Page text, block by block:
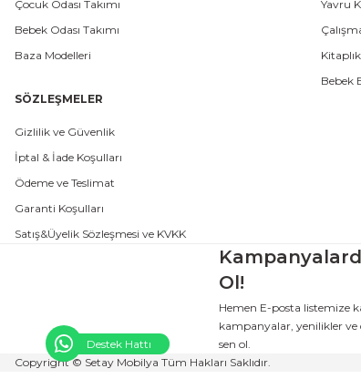
Çocuk Odası Takımı
Bebek Odası Takımı
Baza Modelleri
Yavru
Bebek
SÖZLEŞMELER
Gizlilik ve Güvenlik
İptal & İade Koşulları
Ödeme ve Teslimat
Garanti Koşulları
Satış&Üyelik Sözleşmesi ve KVKK
Ol!
Hemen E-posta listemize
kampanyalar, yenilikler ve
sen ol.
Copyright © Setay Mobilya Tüm Hakları Saklıdır.
Destek Hattı